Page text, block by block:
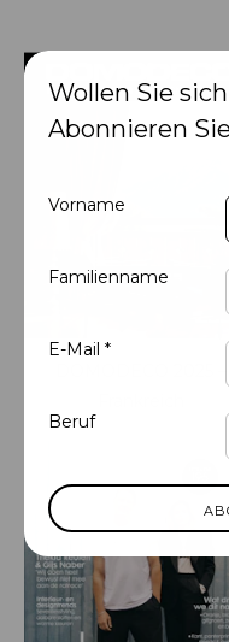
Wollen Sie
Abonnieren
Vorname
Familienname
E-Mail *
Beruf